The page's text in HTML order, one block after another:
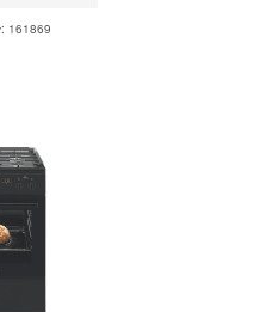
161869